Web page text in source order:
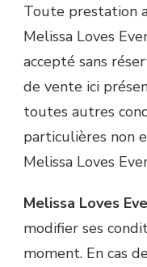
Toute prestation
Melissa Loves
accepté sans
de vente ici
toutes autres
particulières non
Melissa Loves
Melissa Loves
modifier ses
moment. En cas